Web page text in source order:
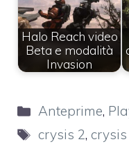
Halo Reach video
Beta e modalità
Invasion
Categorie
Anteprime,
Tag
crysis 2,